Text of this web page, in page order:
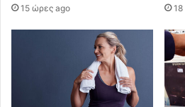
15 ώρες ago